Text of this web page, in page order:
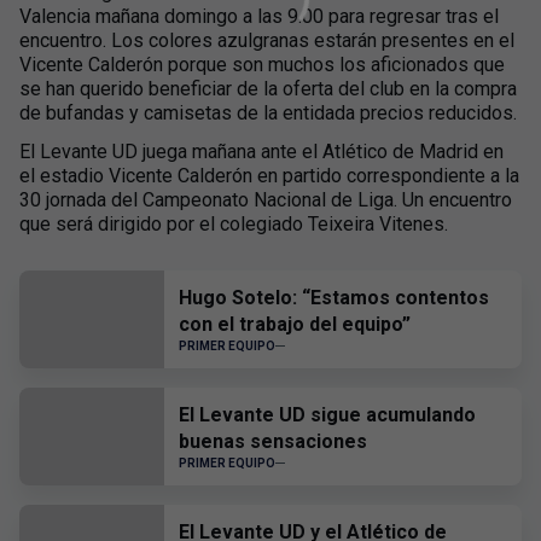
Valencia mañana domingo a las 9.00 para regresar tras el
encuentro. Los colores azulgranas estarán presentes en el
Vicente Calderón porque son muchos los aficionados que
se han querido beneficiar de la oferta del club en la compra
de bufandas y camisetas de la entidada precios reducidos.
El Levante UD juega mañana ante el Atlético de Madrid en
el estadio Vicente Calderón en partido correspondiente a la
30 jornada del Campeonato Nacional de Liga. Un encuentro
que será dirigido por el colegiado Teixeira Vitenes.
Hugo Sotelo: “Estamos contentos
con el trabajo del equipo”
PRIMER EQUIPO
El Levante UD sigue acumulando
buenas sensaciones
PRIMER EQUIPO
El Levante UD y el Atlético de